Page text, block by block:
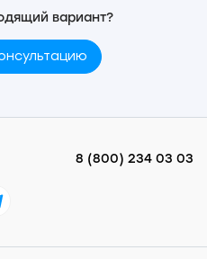
вариант?
8 (800) 234 03 03